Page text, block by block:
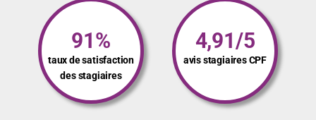
91%
taux de satisfaction
des stagiaires
4,91/5
avis stagiaires CPF